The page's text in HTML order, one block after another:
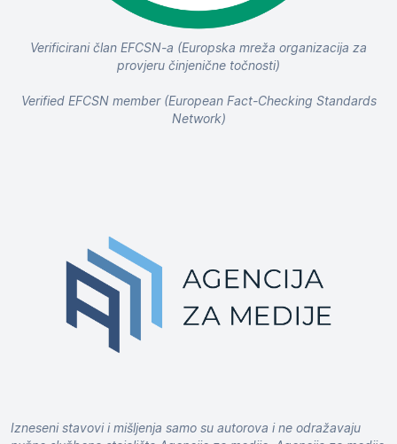
Verificirani član EFCSN-a (Europska mreža organizacija za
provjeru činjenične točnosti)
Verified EFCSN member (European Fact-Checking Standards
Network)
Izneseni stavovi i mišljenja samo su autorova i ne odražavaju